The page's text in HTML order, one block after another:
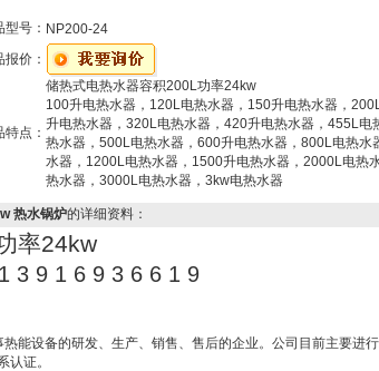
型号： NP200-24
报价：
特点：
储热式电热水器容积200L功率24kw
100升电热水器，120L电热水器，150升电热水器，
升电热水器，320L电热水器，420升电热水器，455L电
热水器，500L电热水器，600升电热水器，800L电热水
水器，1200L电热水器，1500升电热水器，2000L电热
热水器，3000L电热水器，3kw电热水器
热水锅炉的详细资料：
率24kw
1 3 9 1 6 9 3 6 6 1 9
能设备的研发、生产、销售、售后的企业。公司目前主要进
认证。